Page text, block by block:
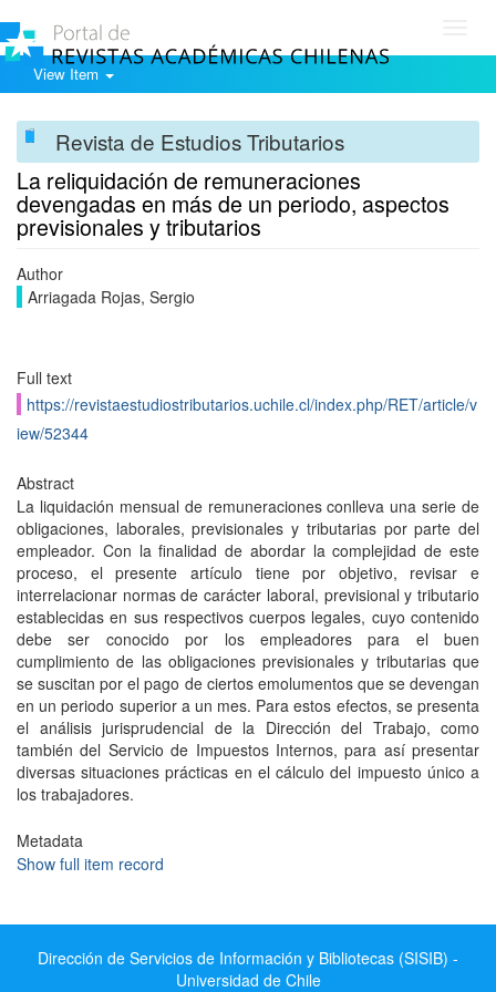
View Item
Revista de Estudios Tributarios
La reliquidación de remuneraciones
devengadas en más de un periodo, aspectos
previsionales y tributarios
Author
Arriagada Rojas, Sergio
Full text
https://revistaestudiostributarios.uchile.cl/index.php/RET/article/v
iew/52344
Abstract
La liquidación mensual de remuneraciones conlleva una serie de
obligaciones, laborales, previsionales y tributarias por parte del
empleador. Con la finalidad de abordar la complejidad de este
proceso, el presente artículo tiene por objetivo, revisar e
interrelacionar normas de carácter laboral, previsional y tributario
establecidas en sus respectivos cuerpos legales, cuyo contenido
debe ser conocido por los empleadores para el buen
cumplimiento de las obligaciones previsionales y tributarias que
se suscitan por el pago de ciertos emolumentos que se devengan
en un periodo superior a un mes. Para estos efectos, se presenta
el análisis jurisprudencial de la Dirección del Trabajo, como
también del Servicio de Impuestos Internos, para así presentar
diversas situaciones prácticas en el cálculo del impuesto único a
los trabajadores.
Metadata
Show full item record
Dirección de Servicios de Información y Bibliotecas (SISIB) -
Universidad de Chile